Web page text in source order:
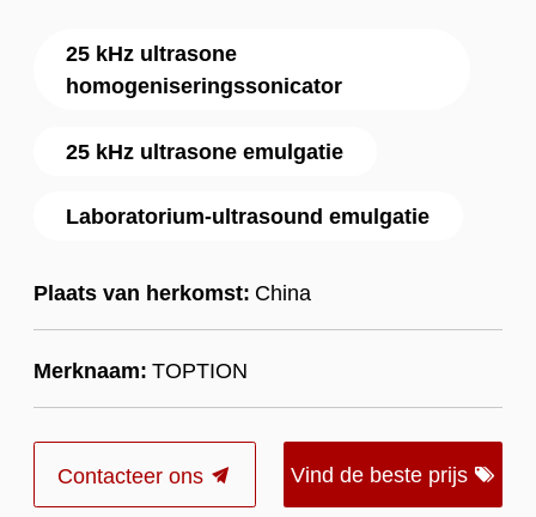
25 kHz ultrasone
homogeniseringssonicator
25 kHz ultrasone emulgatie
Laboratorium-ultrasound emulgatie
Plaats van herkomst: China
Merknaam: TOPTION
Contacteer ons Vind de beste prijs